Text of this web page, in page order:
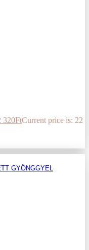
320FtCurrent price is: 22
GYÖNGGYEL